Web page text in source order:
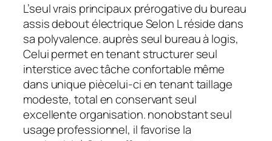
L’seul vrais principaux prérogative du bureau
assis debout électrique Selon L réside dans
sa polyvalence. auprès seul bureau à logis,
Celui permet en tenant structurer seul
interstice avec tâche confortable même
dans unique piècelui-ci en tenant taillage
modeste, total en conservant seul
excellente organisation. nonobstant seul
usage professionnel, il favorise la